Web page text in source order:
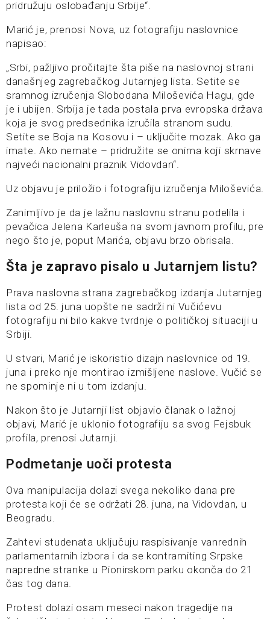
pridružuju oslobađanju Srbije“.
Marić je, prenosi Nova, uz fotografiju naslovnice
napisao:
„Srbi, pažljivo pročitajte šta piše na naslovnoj strani
današnjeg zagrebačkog Jutarnjeg lista. Setite se
sramnog izručenja Slobodana Miloševića Hagu, gde
je i ubijen. Srbija je tada postala prva evropska država
koja je svog predsednika izručila stranom sudu.
Setite se Boja na Kosovu i – uključite mozak. Ako ga
imate. Ako nemate – pridružite se onima koji skrnave
najveći nacionalni praznik Vidovdan“.
Uz objavu je priložio i fotografiju izručenja Miloševića.
Zanimljivo je da je lažnu naslovnu stranu podelila i
pevačica Jelena Karleuša na svom javnom profilu, pre
nego što je, poput Marića, objavu brzo obrisala.
Šta je zapravo pisalo u Jutarnjem listu?
Prava naslovna strana zagrebačkog izdanja Jutarnjeg
lista od 25. juna uopšte ne sadrži ni Vučićevu
fotografiju ni bilo kakve tvrdnje o političkoj situaciji u
Srbiji.
U stvari, Marić je iskoristio dizajn naslovnice od 19.
juna i preko nje montirao izmišljene naslove. Vučić se
ne spominje ni u tom izdanju.
Nakon što je Jutarnji list objavio članak o lažnoj
objavi, Marić je uklonio fotografiju sa svog Fejsbuk
profila, prenosi Jutarnji.
Podmetanje uoči protesta
Ova manipulacija dolazi svega nekoliko dana pre
protesta koji će se održati 28. juna, na Vidovdan, u
Beogradu.
Zahtevi studenata uključuju raspisivanje vanrednih
parlamentarnih izbora i da se kontramiting Srpske
napredne stranke u Pionirskom parku okonča do 21
čas tog dana.
Protest dolazi osam meseci nakon tragedije na